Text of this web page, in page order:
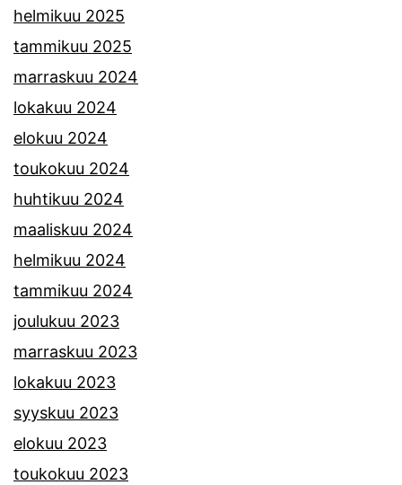
helmikuu 2025
tammikuu 2025
marraskuu 2024
lokakuu 2024
elokuu 2024
toukokuu 2024
huhtikuu 2024
maaliskuu 2024
helmikuu 2024
tammikuu 2024
joulukuu 2023
marraskuu 2023
lokakuu 2023
syyskuu 2023
elokuu 2023
toukokuu 2023